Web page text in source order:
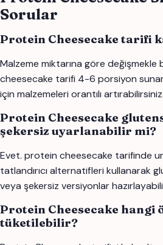
Sorular
Protein Cheesecake tarifi
Malzeme miktarına göre
cheesecake tarifi 4-6 porsiyon
için malzemeleri orantılı artırabilirsiniz.
Protein Cheesecake
şekersiz uyarlanabilir mi?
Evet. protein cheesecake tarifinde
tatlandırıcı alternatifleri kullanarak
veya şekersiz versiyonlar
Protein Cheesecake hangi
tüketilebilir?